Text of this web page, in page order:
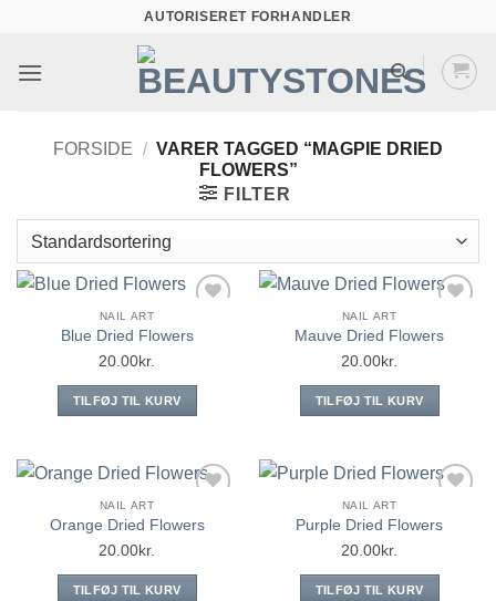
indhold
AUTORISERET FORHANDLER
FORSIDE / VARER TAGGED “MAGPIE DRIED
FLOWERS”
FILTER
wishlist
NAIL ART
Blue Dried Flowers
20.00kr.
TILFØJ TIL KURV
wishlist
NAIL ART
Mauve Dried Flowers
20.00kr.
TILFØJ TIL KURV
wishlist
NAIL ART
Orange Dried Flowers
20.00kr.
TILFØJ TIL KURV
wishlist
NAIL ART
Purple Dried Flowers
20.00kr.
TILFØJ TIL KURV